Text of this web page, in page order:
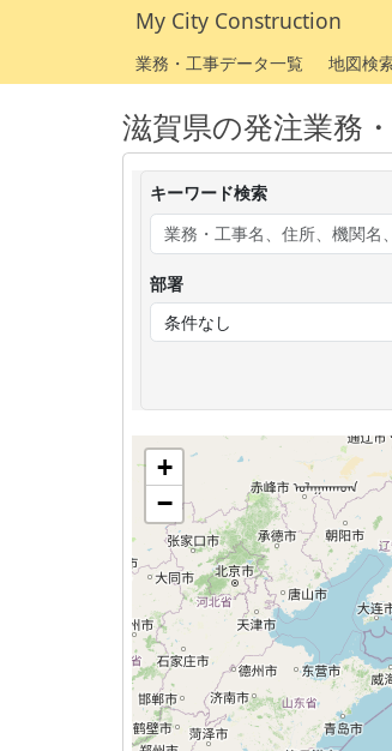
My City Construction
業務・工事データ一覧
地図検
滋賀県の発注業務
キーワード検索
部署
+
−